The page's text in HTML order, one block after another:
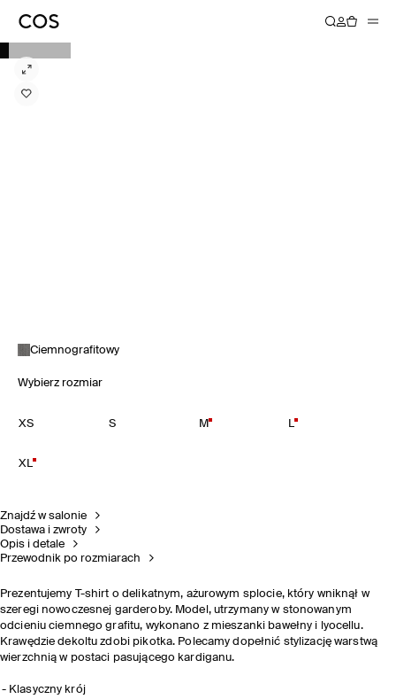
Ciemnografitowy
Wybierz rozmiar
XS S M L
XL
Znajdź w salonie
Dostawa i zwroty
Opis i detale
Przewodnik po rozmiarach
Prezentujemy T-shirt o delikatnym, ażurowym splocie, który wniknął w
szeregi nowoczesnej garderoby. Model, utrzymany w stonowanym
odcieniu ciemnego grafitu, wykonano z mieszanki bawełny i lyocellu.
Krawędzie dekoltu zdobi pikotka. Polecamy dopełnić stylizację warstwą
wierzchnią w postaci pasującego kardiganu.
Klasyczny krój